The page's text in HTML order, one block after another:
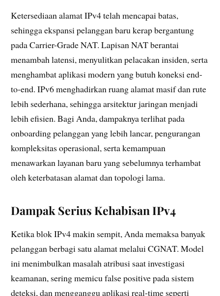
Ketersediaan alamat IPv4 telah mencapai batas,
sehingga ekspansi pelanggan baru kerap bergantung
pada Carrier-Grade NAT. Lapisan NAT berantai
menambah latensi, menyulitkan pelacakan insiden, serta
menghambat aplikasi modern yang butuh koneksi end-
to-end. IPv6 menghadirkan ruang alamat masif dan rute
lebih sederhana, sehingga arsitektur jaringan menjadi
lebih efisien. Bagi Anda, dampaknya terlihat pada
onboarding pelanggan yang lebih lancar, pengurangan
kompleksitas operasional, serta kemampuan
menawarkan layanan baru yang sebelumnya terhambat
oleh keterbatasan alamat dan topologi lama.
Dampak Serius Kehabisan IPv4
Ketika blok IPv4 makin sempit, Anda memaksa banyak
pelanggan berbagi satu alamat melalui CGNAT. Model
ini menimbulkan masalah atribusi saat investigasi
keamanan, sering memicu false positive pada sistem
deteksi, dan mengganggu aplikasi real-time seperti